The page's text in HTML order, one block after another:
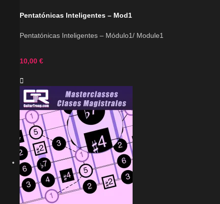
Pentatónicas Inteligentes – Mod1
Pentatónicas Inteligentes – Módulo1/ Module1
10,00 €